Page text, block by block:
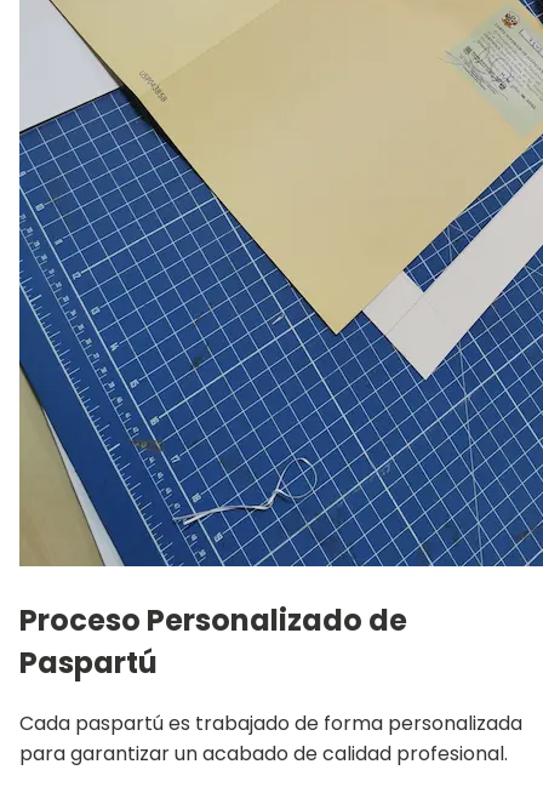
Proceso Personalizado de
Paspartú
Cada paspartú es trabajado de forma personalizada
para garantizar un acabado de calidad profesional.